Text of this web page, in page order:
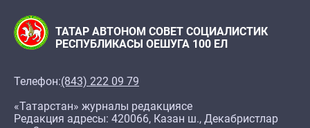
ТАТАР АВТОНОМ СОВЕТ СОЦИАЛИСТИК
РЕСПУБЛИКАСЫ ОЕШУГА 100 ЕЛ
Телефон:(843) 222 09 79
«Татарстан» журналы редакциясе
Редакция адресы: 420066, Казан ш., Декабристлар